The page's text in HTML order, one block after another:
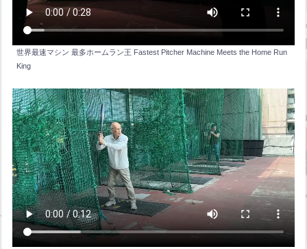
世界最速マシン 最多ホームラン王 Fastest Pitcher Machine Meets the Home Run
King